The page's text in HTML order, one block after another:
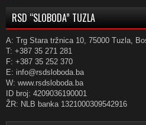
RSD “SLOBODA” TUZLA
A: Trg Stara tržnica 10, 75000 Tuzla,
T: +387 35 271 281
F: +387 35 252 370
E: info@rsdsloboda.ba
W: www.rsdsloboda.ba
ID broj: 4209036190001
ŽR: NLB banka 1321000309542916